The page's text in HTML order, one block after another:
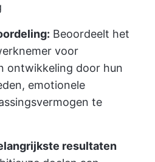
Beoordeelt het
voor
ontwikkeling door hun
emotionele
te
resultaten